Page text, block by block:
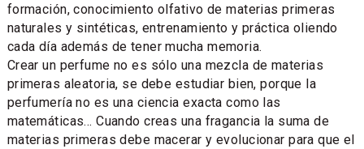
formación, conocimiento olfativo de materias primeras
naturales y sintéticas, entrenamiento y práctica oliendo
cada día además de tener mucha memoria.
Crear un perfume no es sólo una mezcla de materias
primeras aleatoria, se debe estudiar bien, porque la
perfumería no es una ciencia exacta como las
matemáticas... Cuando creas una fragancia la suma de
materias primeras debe macerar y evolucionar para que el